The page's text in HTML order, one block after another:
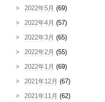
2022年5月 (69)
2022年4月 (57)
2022年3月 (65)
2022年2月 (55)
2022年1月 (69)
2021年12月 (67)
2021年11月 (62)